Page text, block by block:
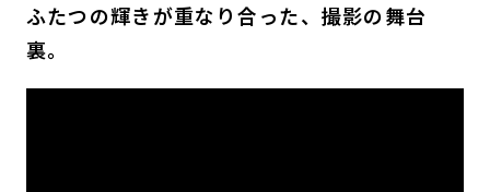
ふたつの輝きが重なり合った、撮影の舞台
裏。